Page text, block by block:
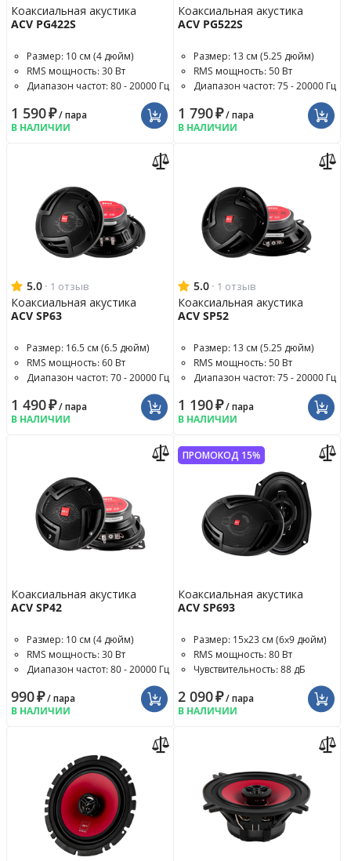
Коаксиальная акустика
ACV PG422S
Размер: 10 см (4 дюйм)
RMS мощность: 30 Вт
Диапазон частот: 80 - 20000 Гц
1 590₽/ пара
В НАЛИЧИИ
Коаксиальная акустика
ACV PG522S
Размер: 13 см (5.25 дюйм)
RMS мощность: 50 Вт
Диапазон частот: 75 - 20000 Гц
1 790₽/ пара
В НАЛИЧИИ
5.0 · 1 отзыв
Коаксиальная акустика
ACV SP63
Размер: 16.5 см (6.5 дюйм)
RMS мощность: 60 Вт
Диапазон частот: 70 - 20000 Гц
1 490₽/ пара
В НАЛИЧИИ
5.0 · 1 отзыв
Коаксиальная акустика
ACV SP52
Размер: 13 см (5.25 дюйм)
RMS мощность: 50 Вт
Диапазон частот: 75 - 20000 Гц
1 190₽/ пара
В НАЛИЧИИ
Коаксиальная акустика
ACV SP42
Размер: 10 см (4 дюйм)
RMS мощность: 30 Вт
Диапазон частот: 80 - 20000 Гц
990₽/ пара
В НАЛИЧИИ
ПРОМОКОД 15%
Коаксиальная акустика
ACV SP693
Размер: 15x23 см (6x9 дюйм)
RMS мощность: 80 Вт
Чувствительность: 88 дБ
2 090₽/ пара
В НАЛИЧИИ